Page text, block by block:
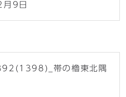
9日
帯の櫓東北隅